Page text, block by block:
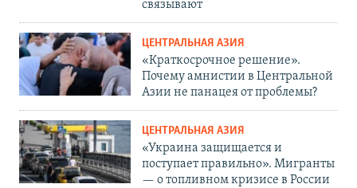
связывают
ЦЕНТРАЛЬНАЯ АЗИЯ
«Краткосрочное решение».
Почему амнистии в Центральной
Азии не панацея от проблемы?
ЦЕНТРАЛЬНАЯ АЗИЯ
«Украина защищается и
поступает правильно». Мигранты
— о топливном кризисе в России